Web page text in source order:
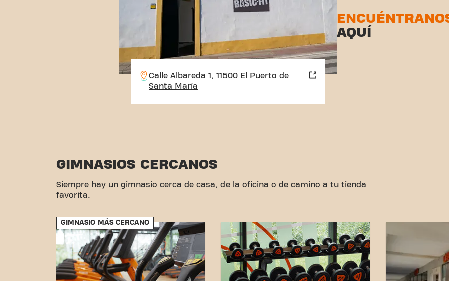
Calle Albareda 1, 11500 El Puerto de
Santa María
AQUÍ
GIMNASIOS CERCANOS
Siempre hay un gimnasio cerca de casa, de la oficina o de camino a tu tienda
favorita.
GIMNASIO MÁS CERCANO